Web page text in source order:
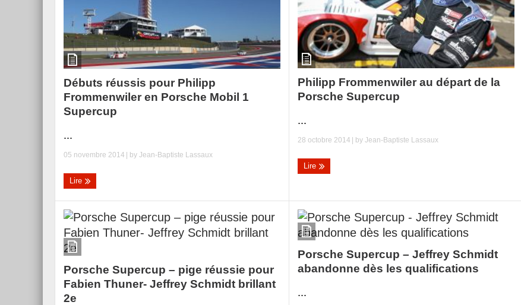
Débuts réussis pour Philipp
Frommenwiler en Porsche Mobil 1
Supercup
...
05 novembre 2014 | by Jean-Baptiste Lassaux
Lire
Philipp Frommenwiler au départ de la
Porsche Supercup
...
28 octobre 2014 | byJean-Baptiste Lassaux
Lire
Porsche Supercup – pige réussie pour
Fabien Thuner- Jeffrey Schmidt brillant
2e
Porsche Supercup – Jeffrey Schmidt
abandonne dès les qualifications
...
Essai – Morgan Supersport
Reportage exclusif dans les coulisses
du Musée Porsche